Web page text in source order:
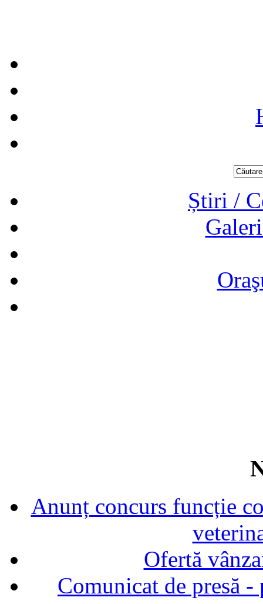
Știri /
Anunț concurs funcție
Ofertă
Comunicat de presă